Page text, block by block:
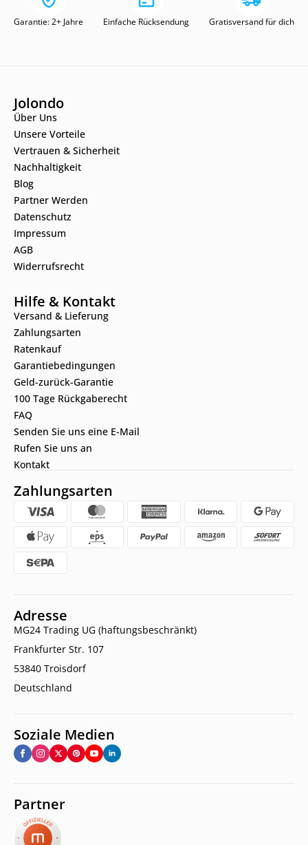
Garantie: 2+ Jahre Einfache Rücksendung Gratisversand für dich
Jolondo
Über Uns
Unsere Vorteile
Vertrauen & Sicherheit
Nachhaltigkeit
Blog
Partner Werden
Datenschutz
Impressum
AGB
Widerrufsrecht
Hilfe & Kontakt
Versand & Lieferung
Zahlungsarten
Ratenkauf
Garantiebedingungen
Geld-zurück-Garantie
100 Tage Rückgaberecht
FAQ
Senden Sie uns eine E-Mail
Rufen Sie uns an
Kontakt
Zahlungsarten
Adresse
MG24 Trading UG (haftungsbeschränkt)
Frankfurter Str. 107
53840 Troisdorf
Deutschland
Soziale Medien
Partner